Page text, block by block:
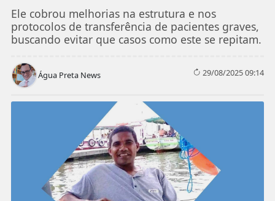
Ele cobrou melhorias na estrutura e nos
protocolos de transferência de pacientes graves,
buscando evitar que casos como este se repitam.
Água Preta News 29/08/2025 09:14